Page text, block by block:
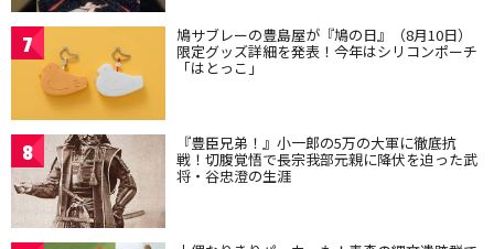
7 鳩サブレーの豊島屋が『鳩の日』（8月10日）
限定グッズ詳細を発表！今年はシリコンポーチ
「はとっこ」
8 『豊臣兄弟！』小一郎の5万の大軍に徹底抗
戦！切腹覚悟で長宗我部元親に降伏を迫った武
将・谷忠澄の生涯